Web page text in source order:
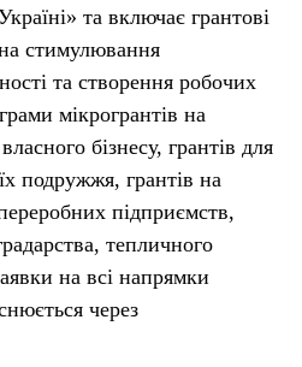
та включає грантові
стимулювання
та створення робочих
мікрогрантів на
бізнесу, грантів для
подружжя, грантів на
підприємств,
тепличного
на всі напрямки
через